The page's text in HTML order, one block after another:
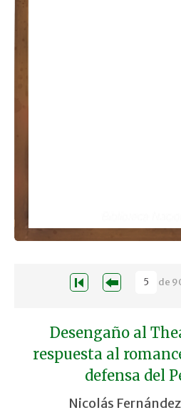
de
Desengaño al
respuesta al
defensa del
Nicolás